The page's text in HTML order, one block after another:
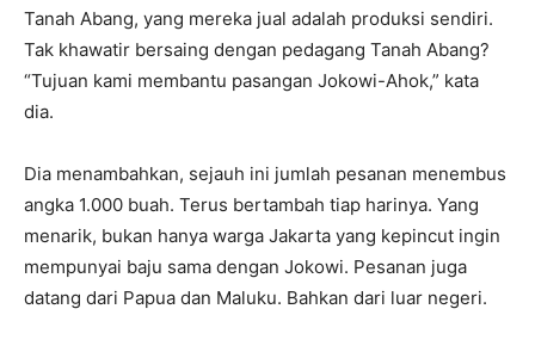
Tanah Abang, yang mereka jual adalah produksi sendiri.
Tak khawatir bersaing dengan pedagang Tanah Abang?
“Tujuan kami membantu pasangan Jokowi-Ahok,” kata
dia.
Dia menambahkan, sejauh ini jumlah pesanan menembus
angka 1.000 buah. Terus bertambah tiap harinya. Yang
menarik, bukan hanya warga Jakarta yang kepincut ingin
mempunyai baju sama dengan Jokowi. Pesanan juga
datang dari Papua dan Maluku. Bahkan dari luar negeri.